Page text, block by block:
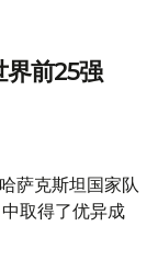
界前25强
萨克斯坦国家队
取得了优异成